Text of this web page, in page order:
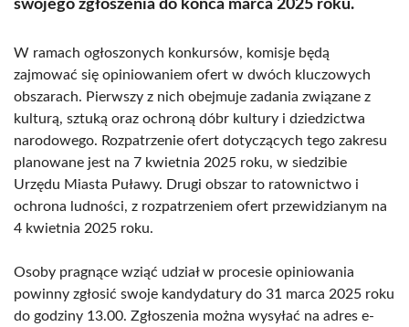
swojego zgłoszenia do końca marca 2025 roku.
W ramach ogłoszonych konkursów, komisje będą
zajmować się opiniowaniem ofert w dwóch kluczowych
obszarach. Pierwszy z nich obejmuje zadania związane z
kulturą, sztuką oraz ochroną dóbr kultury i dziedzictwa
narodowego. Rozpatrzenie ofert dotyczących tego zakresu
planowane jest na 7 kwietnia 2025 roku, w siedzibie
Urzędu Miasta Puławy. Drugi obszar to ratownictwo i
ochrona ludności, z rozpatrzeniem ofert przewidzianym na
4 kwietnia 2025 roku.
Osoby pragnące wziąć udział w procesie opiniowania
powinny zgłosić swoje kandydatury do 31 marca 2025 roku
do godziny 13.00. Zgłoszenia można wysyłać na adres e-